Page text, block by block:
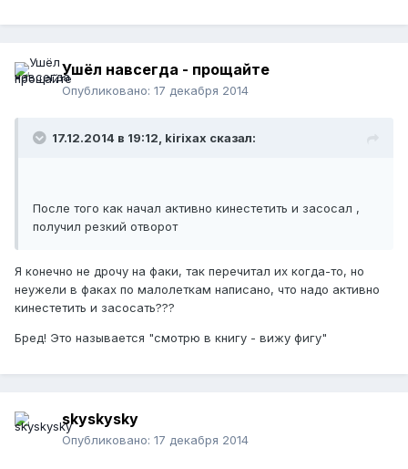
Ушёл навсегда - прощайте
Опубликовано: 17 декабря 2014
17.12.2014 в 19:12, kirixax сказал:
После того как начал активно кинестетить и засосал ,
получил резкий отворот
Я конечно не дрочу на факи, так перечитал их когда-то, но
неужели в факах по малолеткам написано, что надо активно
кинестетить и засосать???
Бред! Это называется "смотрю в книгу - вижу фигу"
skyskysky
Опубликовано: 17 декабря 2014